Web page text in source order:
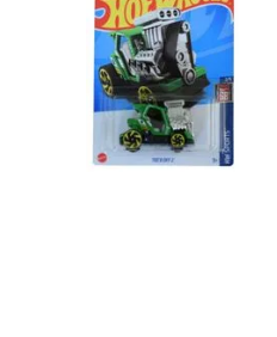
Figuras de Acción
Gadgets y
Juegos de Mesa